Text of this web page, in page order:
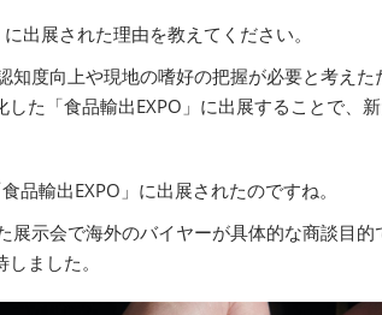
に出展された理由を教えてください。
知度向上や現地の嗜好の把握が必要と考え
た「食品輸出EXPO」に出展することで、
品輸出EXPO」に出展されたのですね。
展示会で海外のバイヤーが具体的な商談目
ました。